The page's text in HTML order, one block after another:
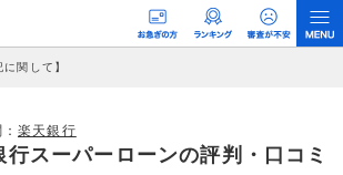
関して】
酬が支払われるという収益モデルです。 ただし、特定の
ではなく、当編集部の調査／ユーザーへの口コミ収集な
した情報提供を行っています。
楽天銀行
行スーパーローンの評判・口コミ